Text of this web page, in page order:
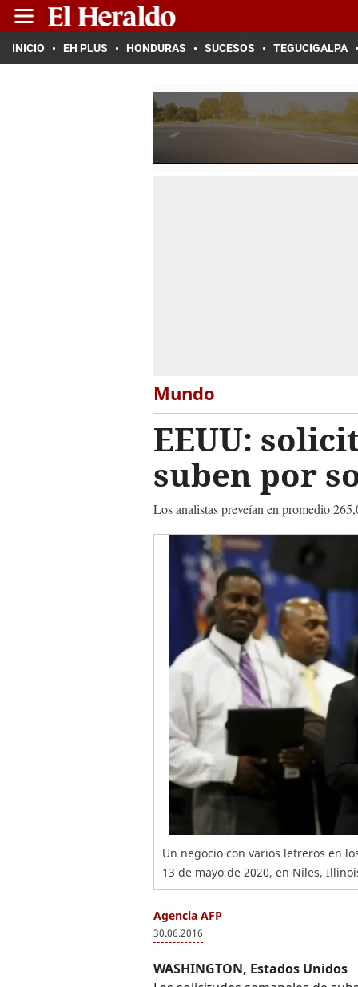
INICIO EH PLUS HONDURAS SUCESOS TEGUCIGALPA
Mundo
EEUU:
suben por
Los analistas preveían en promedio
Un negocio con varios letreros en
13 de mayo de 2020, en Niles,
Agencia AFP
30.06.2016
WASHINGTON, Estados Unidos